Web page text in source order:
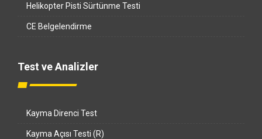
Helikopter Pisti Sürtünme Testi
CE Belgelendirme
Test ve Analizler
Kayma Direnci Test
Kayma Açısı Testi (R)